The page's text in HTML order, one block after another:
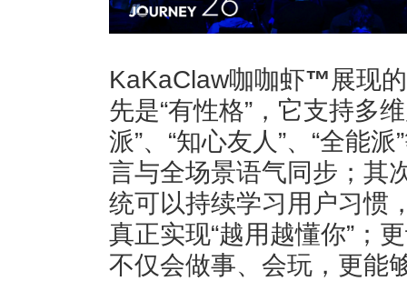
KaKaClaw咖咖虾™展现
先是“有性格”，它支持多
派”、“知心友人”、“全能
言与全场景语气同步；其
统可以持续学习用户习惯
真正实现“越用越懂你”；
不仅会做事、会玩，更能